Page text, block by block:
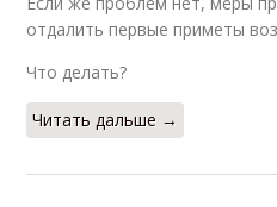
отдалить первые приметы
Что делать?
Читать дальше →